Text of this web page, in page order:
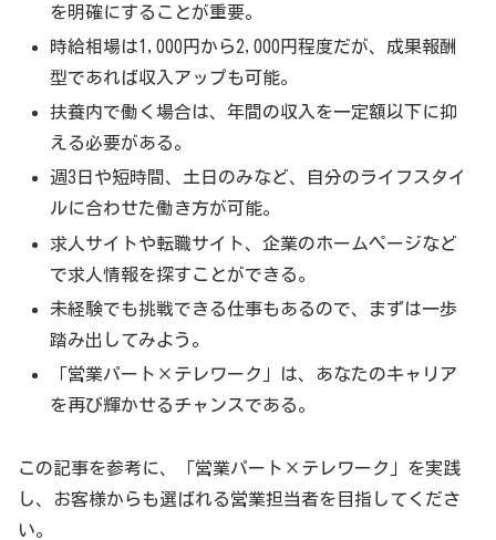
を明確にすることが重要。
時給相場は1,000円から2,000円程度だが、成果報酬
型であれば収入アップも可能。
扶養内で働く場合は、年間の収入を一定額以下に抑
える必要がある。
週3日や短時間、土日のみなど、自分のライフスタイ
ルに合わせた働き方が可能。
求人サイトや転職サイト、企業のホームページなど
で求人情報を探すことができる。
未経験でも挑戦できる仕事もあるので、まずは一歩
踏み出してみよう。
「営業パート×テレワーク」は、あなたのキャリア
を再び輝かせるチャンスである。
この記事を参考に、「営業パート×テレワーク」を実践
し、お客様からも選ばれる営業担当者を目指してくださ
い。